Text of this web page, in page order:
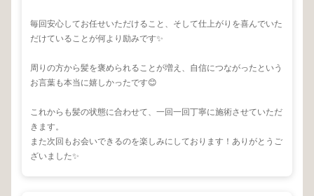
毎回安心してお任せいただけること、そして仕上がりを喜んでいた
だけていることが何より励みです✨
周りの方から髪を褒められることが増え、自信につながったという
お言葉も本当に嬉しかったです😊
これからも髪の状態に合わせて、一回一回丁寧に施術させていただ
きます。
また次回もお会いできるのを楽しみにしております！ありがとうご
ざいました✨